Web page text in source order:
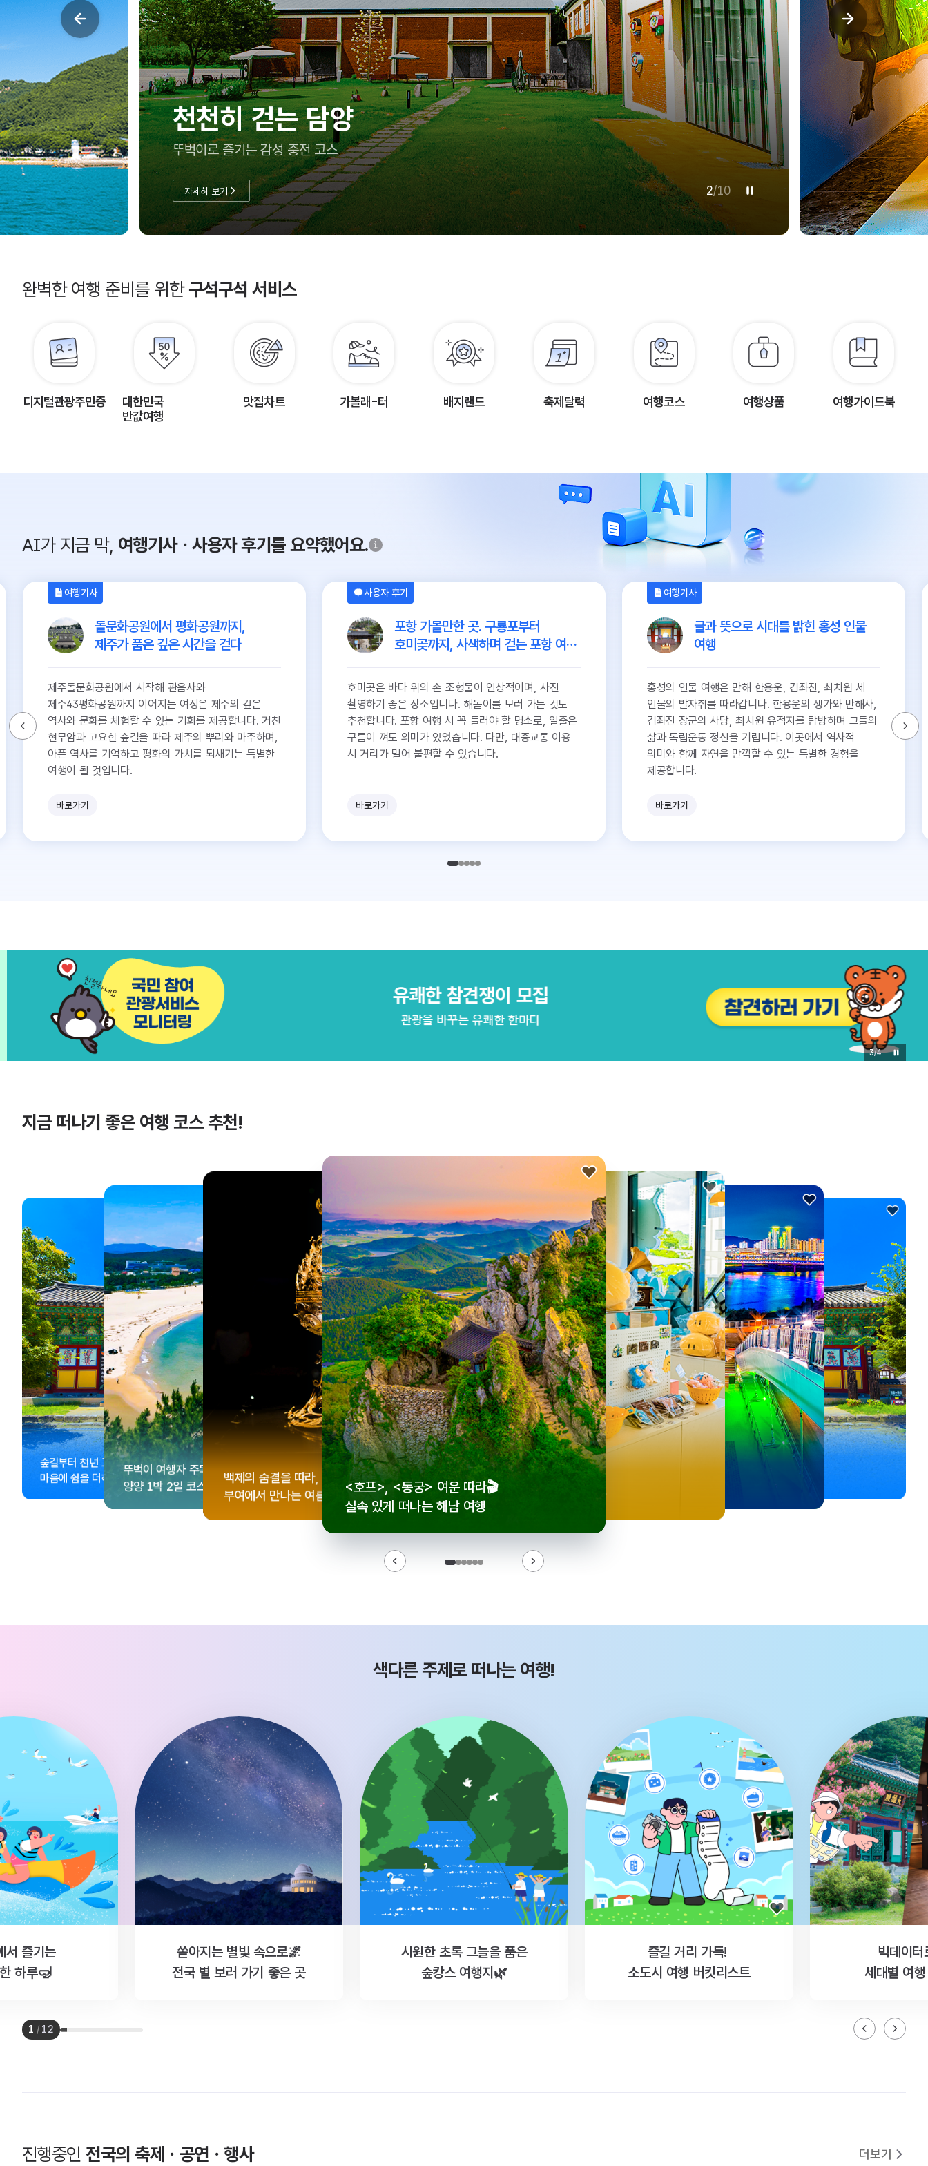
여름방학, 아이랑 어디 가지?
충남투어패스로 실속 있게 즐기는 태안 여행
자세히 보기 3/10
완벽한 여행 준비를 위한구석구석 서비스
디지털관광주민증
대한민국
반값여행
맛집차트 가볼래-터 배지랜드 축제달력 여행코스 여행상품 여행가이드북
AI가 지금 막, 여행기사ㆍ사용자 후기를 요약했어요.
여행기사
돌문화공원에서 평화공원까지,
제주가 품은 깊은 시간을 걷다
제주돌문화공원에서 시작해 관음사와
제주43평화공원까지 이어지는 여정은 제주의 깊은
역사와 문화를 체험할 수 있는 기회를 제공합니다. 거친
현무암과 고요한 숲길을 따라 제주의 뿌리와 마주하며,
아픈 역사를 기억하고 평화의 가치를 되새기는 특별한
여행이 될 것입니다.
바로가기
사용자 후기
포항 가볼만한 곳. 구룡포부터
호미곶까지, 사색하며 걷는 포항 여행
호미곶은 바다 위의 손 조형물이 인상적이며, 사진
촬영하기 좋은 장소입니다. 해돋이를 보러 가는 것도
추천합니다. 포항 여행 시 꼭 들러야 할 명소로, 일출은
구름이 껴도 의미가 있었습니다. 다만, 대중교통 이용
시 거리가 멀어 불편할 수 있습니다.
바로가기
여행기사
글과 뜻으로 시대를 밝힌 홍성 인물
여행
홍성의 인물 여행은 만해 한용운, 김좌진, 최치원 세
인물의 발자취를 따라갑니다. 한용운의 생가와 만해사,
김좌진 장군의 사당, 최치원 유적지를 탐방하며 그들의
삶과 독립운동 정신을 기립니다. 이곳에서 역사적
의미와 함께 자연을 만끽할 수 있는 특별한 경험을
제공합니다.
바로가기
유쾌한 참견쟁이 모집
관광을 바꾸는 유쾌한 한마디
3/4
지금 떠나기 좋은 여행 코스 추천!
<동궁> 여운 따라🎬
떠나는 해남 여행
수집!
기념품숍 3곳⭐
더 재미있어지는숲길부터 천년 고찰까지!
마음에 쉼을 더하는 부안
뚜벅이 여행자 주목🚶
양양 1박 2일 코스
백제의 숨결을 따라,
부여에서 만나는 여름
<호프>, <동궁> 여운 따라🎬
실속 있게 떠나는 해남 여행
로컬 감성 수집!
전국 로컬 기념품숍 3곳⭐
우리말이 더 재미있어지는숲길부터 천년 고찰까지!뚜벅이 여행자 주목🚶
양양 1박 2일 코스
백제의 숨결을 따라,
부여에서 만나는 여름
<호프>, <동궁> 여운 따라🎬
실속 있게 떠나는 해남 여행
로컬 감성 수집!
전국 로컬 기념품숍 3곳⭐
우리말이 더 재미있어지는
세종 한글 여행
숲길부터 천년 고찰까지!
마음에 쉼을 더하는 부안
뚜벅이 여행자 주목🚶
양양 1박 2일 코스
백제의 숨결을 따라,
부여에서 만나는 여름
색다른 주제로 떠나는 여행!
서 즐기는
하루🤿
쏟아지는 별빛 속으로🌌
전국 별 보러 가기 좋은 곳
시원한 초록 그늘을 품은
숲캉스 여행지🌿
즐길 거리 가득!
소도시 여행 버킷리스트
빅데이터
세대별 여
1 / 12
진행중인전국의 축제ㆍ공연ㆍ행사 더보기